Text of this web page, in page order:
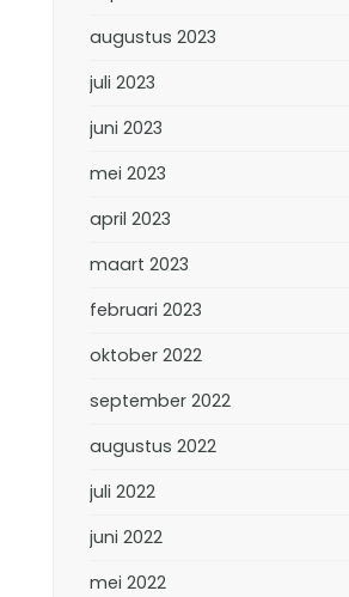
augustus 2023
juli 2023
juni 2023
mei 2023
april 2023
maart 2023
februari 2023
oktober 2022
september 2022
augustus 2022
juli 2022
juni 2022
mei 2022